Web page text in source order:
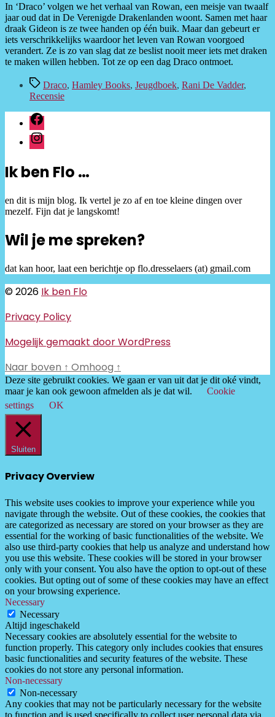
In ‘Draco’ volgen we het verhaal van Rowan, een meisje van twaalf
jaar oud dat in De Verenigde Drakenlanden woont. Samen met haar
draak Gideon is ze twee handen op één buik. Maar dan gebeurt er
iets verschrikkelijks waardoor het leven van Rowan voorgoed
verandert. Ze is zo van slag dat ze beslist nooit meer iets met draken
te maken willen hebben. Tot ze op een dag Draco ontmoet.
TagsDraco, Hamley Books, Jeugdboek, Rani De Vadder,
Recensie
facebook
instagram
Ik ben Flo …
en dit is mijn blog. Ik vertel je zo af en toe kleine dingen over
mezelf. Fijn dat je langskomt!
Wil je me spreken?
dat kan hoor, laat een berichtje op flo.dresselaers (at) gmail.com
© 2026 Ik ben Flo
Privacy Policy
Mogelijk gemaakt door WordPress
Naar boven ↑ Omhoog ↑
Deze site gebruikt cookies. We gaan er van uit dat je dit oké vindt,
maar je kan ook gewoon afmelden als je dat wil.
Cookie
settings
OK
Sluiten
Privacy Overview
This website uses cookies to improve your experience while you
navigate through the website. Out of these cookies, the cookies that
are categorized as necessary are stored on your browser as they are
essential for the working of basic functionalities of the website. We
also use third-party cookies that help us analyze and understand how
you use this website. These cookies will be stored in your browser
only with your consent. You also have the option to opt-out of these
cookies. But opting out of some of these cookies may have an effect
on your browsing experience.
Necessary
Necessary
Altijd ingeschakeld
Necessary cookies are absolutely essential for the website to
function properly. This category only includes cookies that ensures
basic functionalities and security features of the website. These
cookies do not store any personal information.
Non-necessary
Non-necessary
Any cookies that may not be particularly necessary for the website
to function and is used specifically to collect user personal data via